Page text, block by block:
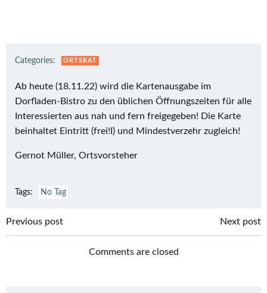
Categories: ORTSRAT
Ab heute (18.11.22) wird die Kartenausgabe im
Dorfladen-Bistro zu den üblichen Öffnungszeiten für alle
Interessierten aus nah und fern freigegeben! Die Karte
beinhaltet Eintritt (frei!I) und Mindestverzehr zugleich!
Gernot Müller, Ortsvorsteher
Tags: No Tag
Post
navigation
Previous post
navigation
Next post
Comments are closed